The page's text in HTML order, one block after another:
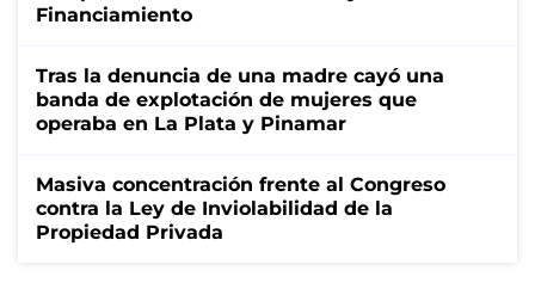
Financiamiento
Tras la denuncia de una madre cayó una
banda de explotación de mujeres que
operaba en La Plata y Pinamar
Masiva concentración frente al Congreso
contra la Ley de Inviolabilidad de la
Propiedad Privada